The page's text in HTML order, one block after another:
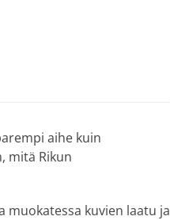
aihe kuin
mitä Rikun
muokatessa kuvien laatu ja